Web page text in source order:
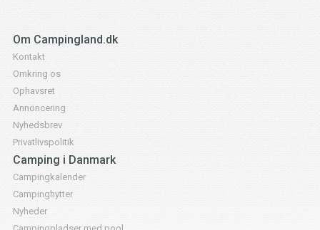
Om Campingland.dk
Kontakt
Omkring os
Ophavsret
Annoncering
Nyhedsbrev
Privatlivspolitik
Camping i Danmark
Campingkalender
Campinghytter
Nyheder